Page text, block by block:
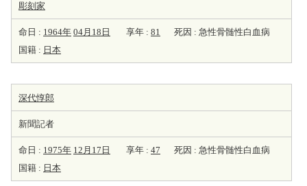
彫刻家
命日 : 1964年 04月18日 享年 : 81
死因 : 急性骨髄性白血病
国籍 : 日本
深代惇郎
新聞記者
命日 : 1975年 12月17日 享年 : 47
死因 : 急性骨髄性白血病
国籍 : 日本